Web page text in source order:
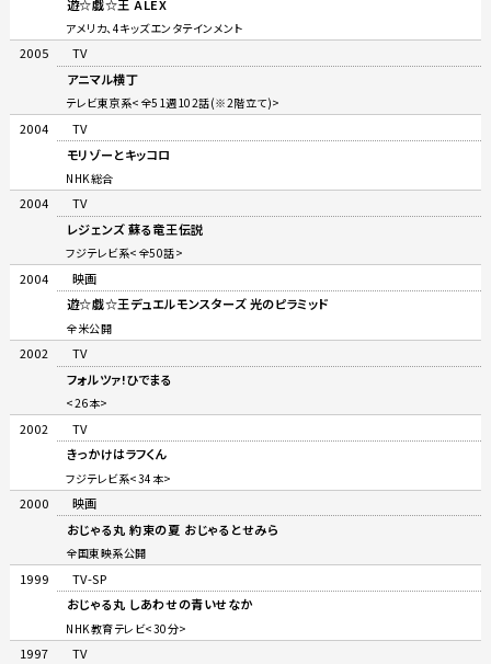
遊☆戯☆王 ALEX
アメリカ、4キッズエンタテインメント
2005
TV
アニマル横丁
テレビ東京系<全51週102話(※2階立て)>
2004
TV
モリゾーとキッコロ
NHK総合
2004
TV
レジェンズ 蘇る竜王伝説
フジテレビ系<全50話>
2004
映画
遊☆戯☆王デュエルモンスターズ 光のピラミッド
全米公開
2002
TV
フォルツァ!ひでまる
<26本>
2002
TV
きっかけはラフくん
フジテレビ系<34本>
2000
映画
おじゃる丸 約束の夏 おじゃるとせみら
全国東映系公開
1999
TV-SP
おじゃる丸 しあわせの青いせなか
NHK教育テレビ<30分>
1997
TV